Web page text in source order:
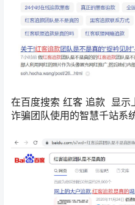
在百度搜索 红客 追款 显示
诈骗团队使用的智慧千站系